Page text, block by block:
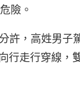
險。
許，高姓男子
行走行穿線，